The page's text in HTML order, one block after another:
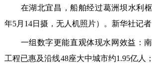
在湖北宜昌，船舶经过葛洲坝水利枢
年5月14日摄，无人机照片）。新华社记
一组数字更能直观体现水网效益：南
工程已惠及沿线48座大中城市约1.95亿人